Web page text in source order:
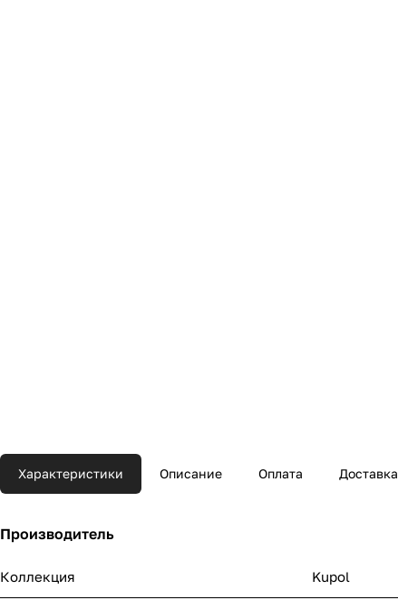
Характеристики Описание Оплата Доставка
Производитель
Коллекция Kupol